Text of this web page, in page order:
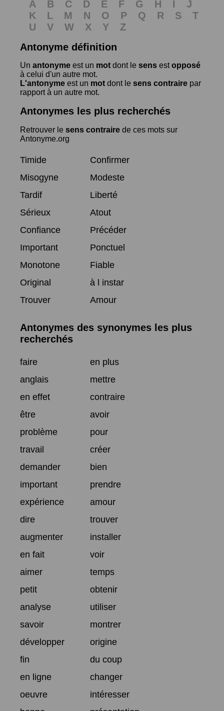
A B C D E F G H I
J
K
L M N O P Q R S
T
U
V W X Y
Z
Antonyme définition
Un antonyme est un mot dont le sens estopposé
à celui d'un autre mot.
L'antonyme est un mot dont le sens contraire par
rapport à un autre mot.
Antonymes les plus recherchés
Retrouver le sens contraire de ces mots sur
Antonyme.org
Timide
Confirmer
Misogyne
Modeste
Tardif
Liberté
Sérieux
Atout
Confiance
Précéder
Important
Ponctuel
Monotone
Fiable
Original
à l instar
Trouver
Amour
Antonymes des synonymes les plus
recherchés
faire
en plus
anglais
mettre
en effet
contraire
être
avoir
problème
pour
travail
créer
demander
bien
important
prendre
expérience
amour
dire
trouver
augmenter
installer
en fait
voir
aimer
temps
petit
obtenir
analyse
utiliser
savoir
montrer
développer
origine
fin
du coup
en ligne
changer
oeuvre
intéresser